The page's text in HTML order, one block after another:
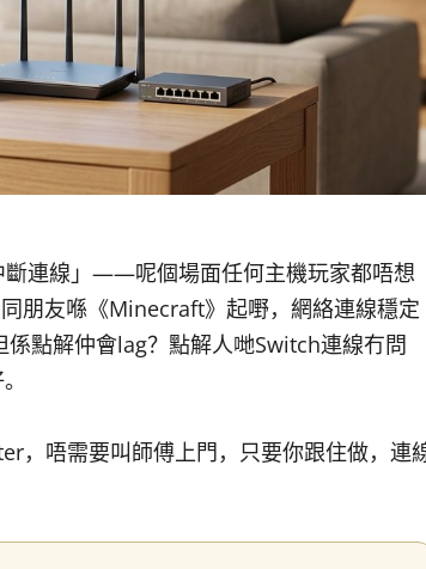
斷連線」——呢個場面任何主機玩家都唔想
朋友喺《Minecraft》起嘢，網絡連線穩定
點解仲會lag？點解人哋Switch連線冇問
，唔需要叫師傅上門，只要你跟住做，連